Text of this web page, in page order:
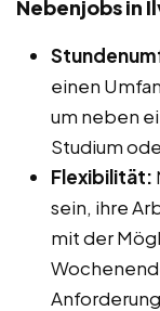
Nebenjobs in
einen
um neben
Studium
Flexibilität:
sein, ihre
mit der